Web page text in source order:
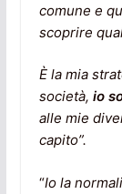
comune e
scoprire
È la mia
società, io
alle mie
capito”.
“Io la